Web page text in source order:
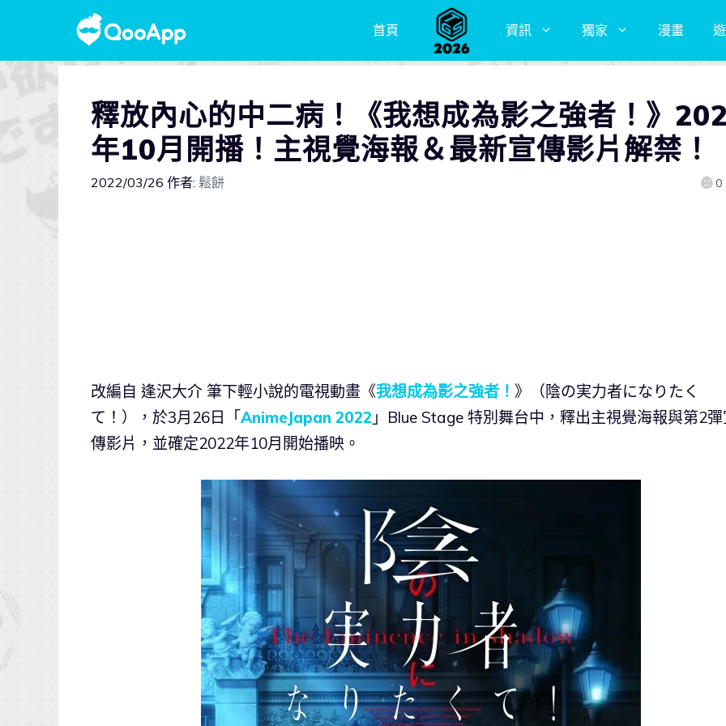
首頁 資訊 獨家 漫畫
釋放內心的中二病！《我想成為影之強者！》
年10月開播！主視覺海報＆最新宣傳影片解禁！
2022/03/26 作者: 鬆餅 0
改編自 逢沢大介 筆下輕小說的電視動畫《我想成為影之強者！ 》（陰の実力者になりたく
て！），於3月26日「AnimeJapan 2022 」Blue Stage 特別舞台中，釋出主視覺海報與第2
傳影片，並確定2022年10月開始播映。